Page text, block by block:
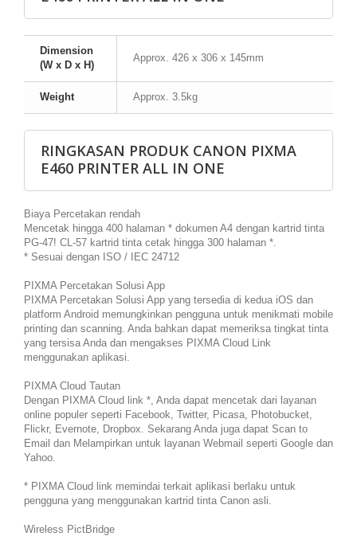
Dimension
(W x D x H)
Approx. 426 x 306 x 145mm
Weight Approx. 3.5kg
RINGKASAN PRODUK CANON PIXMA
E460 PRINTER ALL IN ONE
Biaya Percetakan rendah
Mencetak hingga 400 halaman * dokumen A4 dengan kartrid tinta
PG-47! CL-57 kartrid tinta cetak hingga 300 halaman *.
* Sesuai dengan ISO / IEC 24712
PIXMA Percetakan Solusi App
PIXMA Percetakan Solusi App yang tersedia di kedua iOS dan
platform Android memungkinkan pengguna untuk menikmati mobile
printing dan scanning. Anda bahkan dapat memeriksa tingkat tinta
yang tersisa Anda dan mengakses PIXMA Cloud Link
menggunakan aplikasi.
PIXMA Cloud Tautan
Dengan PIXMA Cloud link *, Anda dapat mencetak dari layanan
online populer seperti Facebook, Twitter, Picasa, Photobucket,
Flickr, Evernote, Dropbox. Sekarang Anda juga dapat Scan to
Email dan Melampirkan untuk layanan Webmail seperti Google dan
Yahoo.
* PIXMA Cloud link memindai terkait aplikasi berlaku untuk
pengguna yang menggunakan kartrid tinta Canon asli.
Wireless PictBridge